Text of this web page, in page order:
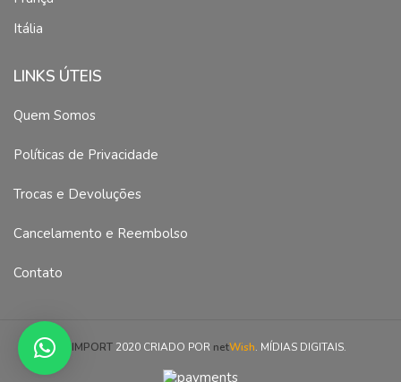
Itália
LINKS ÚTEIS
Quem Somos
Políticas de Privacidade
Trocas e Devoluções
Cancelamento e Reembolso
Contato
MSIMPORT 2020 CRIADO POR netWish. MÍDIAS DIGITAIS.